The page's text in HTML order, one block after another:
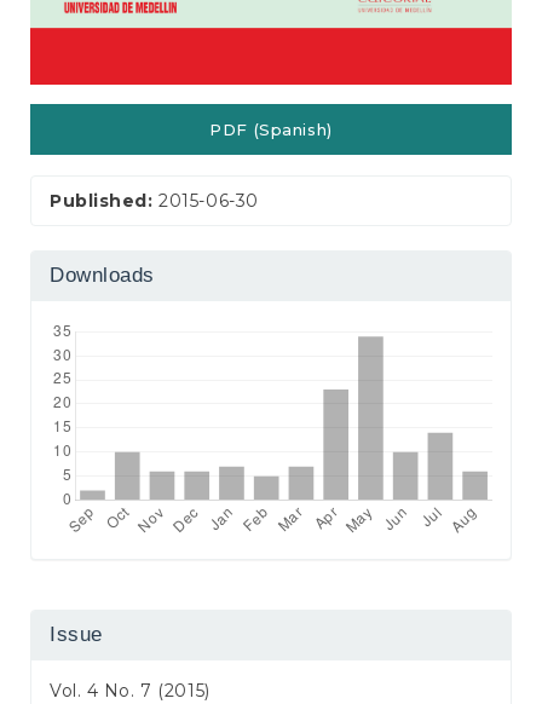
PDF (Spanish)
Published:2015-06-30
Downloads
Issue
Vol. 4 No. 7 (2015)